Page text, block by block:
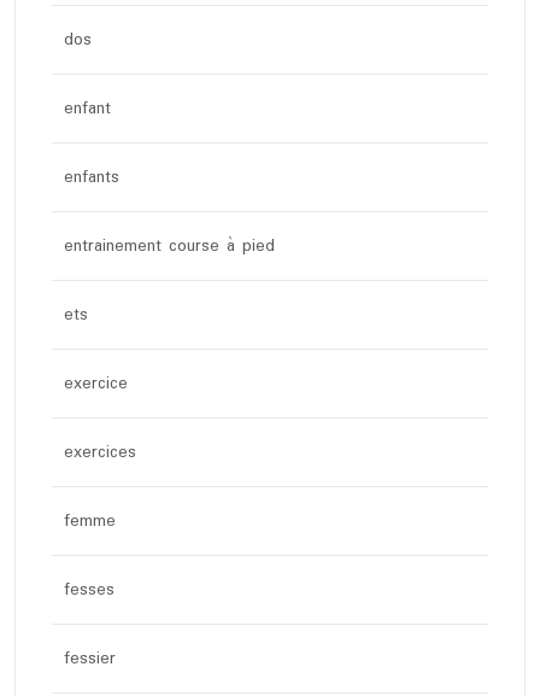
dos
enfant
enfants
entrainement course à pied
ets
exercice
exercices
femme
fesses
fessier